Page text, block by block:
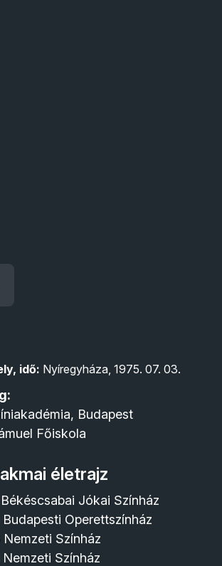
idő: Nyíregyháza, 1975. 07. 03.
Budapest
Főiskola
életrajz
Jókai Színház
Operettszínház
Színház
Nemzeti Színház